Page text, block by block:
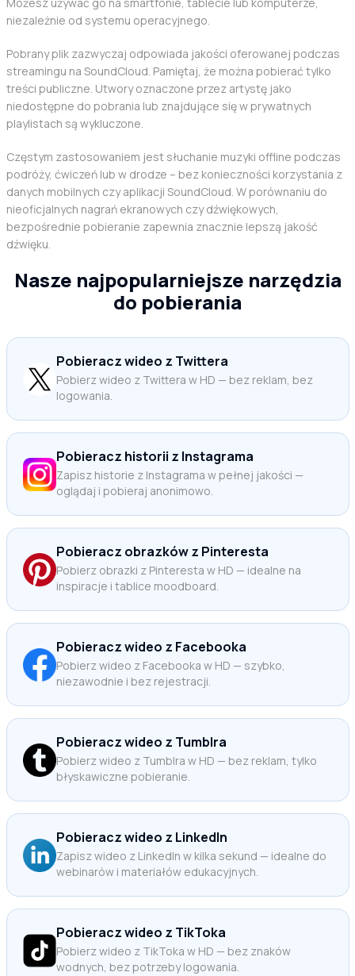
niezależnie od systemu operacyjnego.
Pobrany plik zazwyczaj odpowiada jakości oferowanej podczas
streamingu na SoundCloud. Pamiętaj, że można pobierać tylko
treści publiczne. Utwory oznaczone przez artystę jako
niedostępne do pobrania lub znajdujące się w prywatnych
playlistach są wykluczone.
Częstym zastosowaniem jest słuchanie muzyki offline podczas
podróży, ćwiczeń lub w drodze – bez konieczności korzystania z
danych mobilnych czy aplikacji SoundCloud. W porównaniu do
nieoficjalnych nagrań ekranowych czy dźwiękowych,
bezpośrednie pobieranie zapewnia znacznie lepszą jakość
dźwięku.
Nasze najpopularniejsze narzędzia
do pobierania
Pobieracz wideo z Twittera
Pobierz wideo z Twittera w HD — bez reklam, bez
logowania.
Pobieracz historii z Instagrama
Zapisz historie z Instagrama w pełnej jakości —
oglądaj i pobieraj anonimowo.
Pobieracz obrazków z Pinteresta
Pobierz obrazki z Pinteresta w HD — idealne na
inspiracje i tablice moodboard.
Pobieracz wideo z Facebooka
Pobierz wideo z Facebooka w HD — szybko,
niezawodnie i bez rejestracji.
Pobieracz wideo z Tumblra
Pobierz wideo z Tumblra w HD — bez reklam, tylko
błyskawiczne pobieranie.
Pobieracz wideo z LinkedIn
Zapisz wideo z LinkedIn w kilka sekund — idealne do
webinarów i materiałów edukacyjnych.
Pobieracz wideo z TikToka
Pobierz wideo z TikToka w HD — bez znaków
wodnych, bez potrzeby logowania.